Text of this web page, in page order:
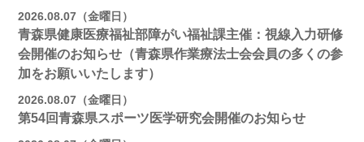
2026.08.07（金曜日）
青森県健康医療福祉部障がい福祉課主催：視線入力研修
会開催のお知らせ（青森県作業療法士会会員の多くの参
加をお願いいたします）
2026.08.07（金曜日）
第54回青森県スポーツ医学研究会開催のお知らせ